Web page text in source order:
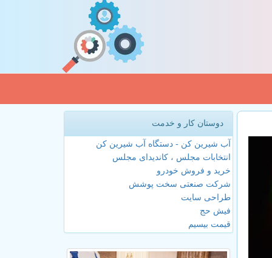
دوستان کار و خدمت
آب شیرین کن - دستگاه آب شیرین کن
انتخابات مجلس ، کاندیدای مجلس
خرید و فروش خودرو
شرکت صنعتی سخت پوشش
طراحی سایت
فیش حج
قیمت بیسیم